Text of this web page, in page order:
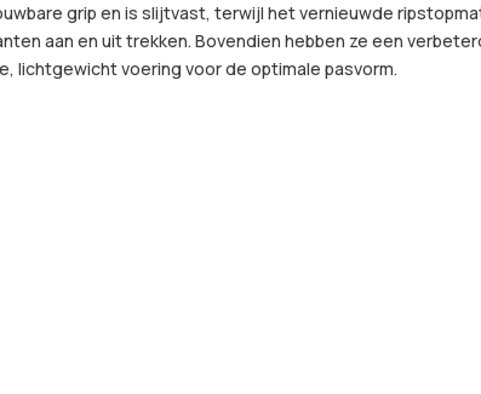
grip en is slijtvast, terwijl het vernieuwde
aan en uit trekken. Bovendien hebben ze een
lichtgewicht voering voor de optimale pasvorm.